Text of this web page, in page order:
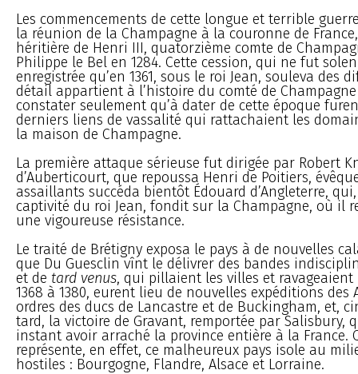
Les commencements de cette longue et terrible
la réunion de la Champagne à la couronne de
héritière de Henri III, quatorzième comte de
Philippe le Bel en 1284. Cette cession, qui ne fut
enregistrée qu’en 1361, sous le roi Jean, souleva des
détail appartient à l’histoire du comté de
constater seulement qu’à dater de cette époque
derniers liens de vassalité qui rattachaient les
la maison de Champagne.
La première attaque sérieuse fut dirigée par Robert
d’Auberticourt, que repoussa Henri de Poitiers,
assaillants succéda bientôt Édouard d’Angleterre,
captivité du roi Jean, fondit sur la Champagne, où il
une vigoureuse résistance.
Le traité de Brétigny exposa le pays à de nouvelles
que Du Guesclin vînt le délivrer des bandes
et de tard venus, qui pillaient les villes et ravageaient
1368 à 1380, eurent lieu de nouvelles expéditions des
ordres des ducs de Lancastre et de Buckingham, et,
tard, la victoire de Gravant, remportée par Salisbury,
instant avoir arraché la province entière à la France.
représente, en effet, ce malheureux pays isole au
hostiles : Bourgogne, Flandre, Alsace et Lorraine.